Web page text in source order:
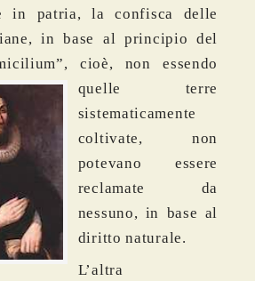
in patria, la confisca delle
in base al principio del
cioè, non essendo
quelle terre
sistematicamente
coltivate, non
potevano essere
reclamate da
nessuno, in base al
diritto naturale.
L’altra